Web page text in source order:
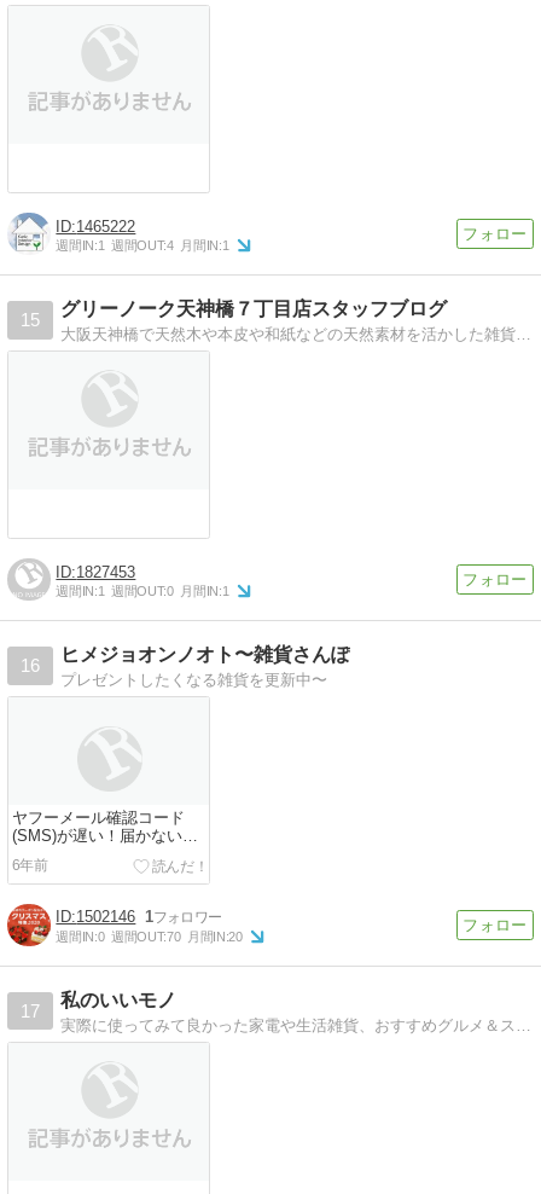
1465222
週間IN:1 週間OUT:4 月間IN:1
15
グリーノーク天神橋７丁目店スタッフブログ
大阪天神橋で天然木や本皮や和紙などの天然素材を活かした雑貨＆スマホケース取り扱うお店のスタッフブログです。お店で取扱っている商品情報等をUPしています。
1827453
週間IN:1 週間OUT:0 月間IN:1
16
ヒメジョオンノオト〜雑貨さんぽ
プレゼントしたくなる雑貨を更新中〜
ヤフーメール確認コード
(SMS)が遅い！届かない！
ログインできない！
6年前
1502146 1
週間IN:0 週間OUT:70 月間IN:20
17
私のいいモノ
実際に使ってみて良かった家電や生活雑貨、おすすめグルメ＆スポットなどを紹介するブログです。実体験に基づいた商品の使い方や、お手軽レシピなどを併せて紹介し、興味を持った読者の購買意欲を後押しできるようなコンテンツ作りを目指しています。